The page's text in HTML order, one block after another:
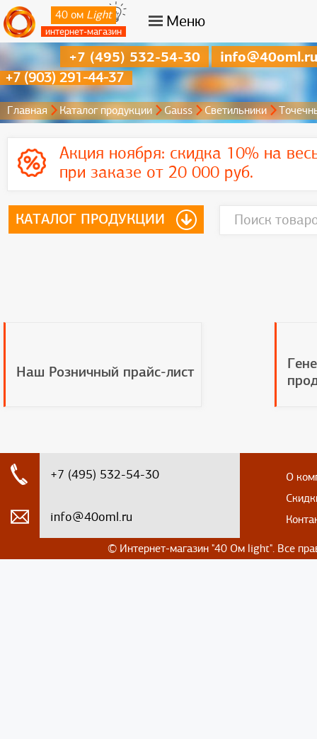
40 ом Light
интернет-магазин
Меню
+7 (903) 291-44-37
+7 (495) 532-54-30 info@40oml.ru
Главная Каталог продукции Gauss Светильники
Акция ноября: скидка 10% на
при заказе от 20 000 руб.
КАТАЛОГ ПРОДУКЦИИ
Наш Розничный прайс-лист
+7 (495) 532-54-30
info@40oml.ru
О
© Интернет-магазин "40 Ом light". Все